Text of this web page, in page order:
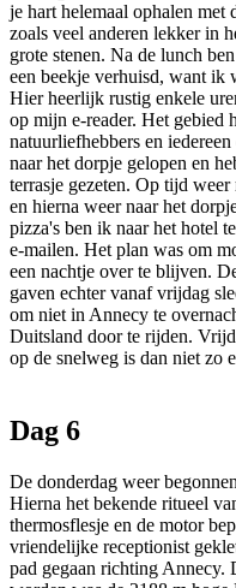
je hart helemaal ophalen met
zoals veel anderen lekker in
grote stenen. Na de lunch
een beekje verhuisd, want ik
Hier heerlijk rustig enkele
op mijn e-reader. Het gebied
natuurliefhebbers en
naar het dorpje gelopen en
terrasje gezeten. Op tijd
en hierna weer naar het
pizza's ben ik naar het hotel
e-mailen. Het plan was om
een nachtje over te blijven.
gaven echter vanaf vrijdag
om niet in Annecy te
Duitsland door te rijden.
op de snelweg is dan niet zo
Dag 6
De donderdag weer
Hierna het bekende ritueel
thermosflesje en de motor
vriendelijke receptionist
pad gegaan richting Annecy.